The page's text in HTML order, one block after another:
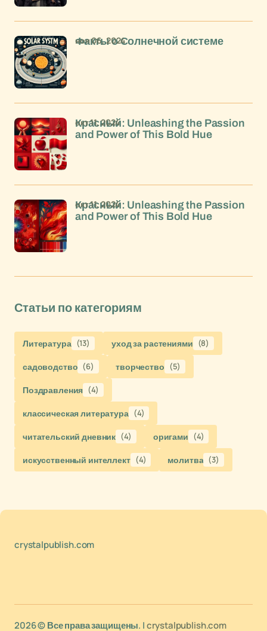
Факты о Солнечной системе
ноя 06, 2024
Красный: Unleashing the Passion
and Power of This Bold Hue
окт 11, 2024
Красный: Unleashing the Passion
and Power of This Bold Hue
окт 11, 2024
Статьи по категориям
Литература (13) уход за растениями (8)
садоводство (6) творчество (5)
Поздравления (4)
классическая литература (4)
читательский дневник (4) оригами (4)
искусственный интеллект (4) молитва (3)
crystalpublish.com
2026 © Все права защищены. |crystalpublish.com